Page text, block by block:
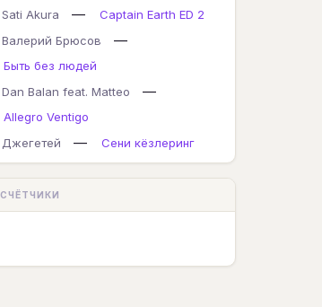
Sati Akura
—
Captain Earth ED 2
Валерий Брюсов
—
Быть без людей
Dan Balan feat. Matteo
—
Allegro Ventigo
Джегетей
— Сени кёзлеринг
СЧЁТЧИКИ